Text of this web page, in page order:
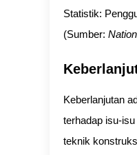
Statistik:
(Sumber:
Keberlanjutan
terhadap isu-
teknik